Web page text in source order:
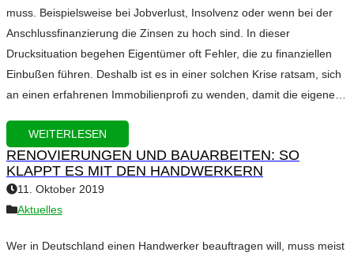
muss. Beispielsweise bei Jobverlust, Insolvenz oder wenn bei der
Anschlussfinanzierung die Zinsen zu hoch sind. In dieser
Drucksituation begehen Eigentümer oft Fehler, die zu finanziellen
Einbußen führen. Deshalb ist es in einer solchen Krise ratsam, sich
an einen erfahrenen Immobilienprofi zu wenden, damit die eigene…
WEITERLESEN
RENOVIERUNGEN UND BAUARBEITEN: SO
KLAPPT ES MIT DEN HANDWERKERN
11. Oktober 2019
Aktuelles
Wer in Deutschland einen Handwerker beauftragen will, muss meist